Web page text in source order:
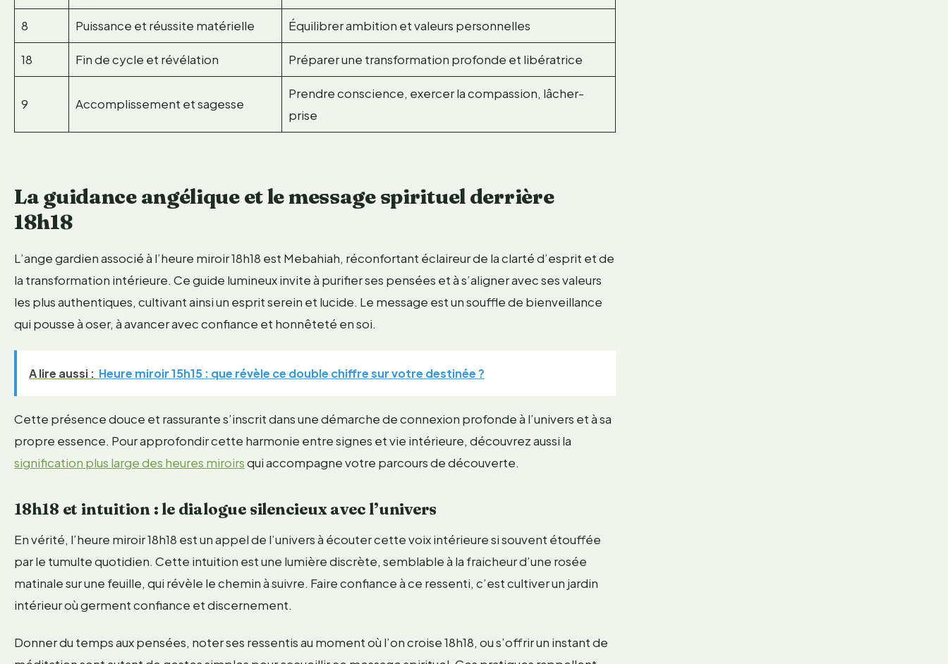
8 Puissance et réussite matérielle Équilibrer ambition et valeurs personnelles
18 Fin de cycle et révélation Préparer une transformation profonde et libératrice
9 Accomplissement et sagesse
Prendre conscience, exercer la compassion, lâcher-
prise
La guidance angélique et le message spirituel derrière
18h18
L’ange gardien associé à l’heure miroir 18h18 est Mebahiah, réconfortant éclaireur de la clarté d’esprit et de
la transformation intérieure. Ce guide lumineux invite à purifier ses pensées et à s’aligner avec ses valeurs
les plus authentiques, cultivant ainsi un esprit serein et lucide. Le message est un souffle de bienveillance
qui pousse à oser, à avancer avec confiance et honnêteté en soi.
A lire aussi : Heure miroir 15h15 : que révèle ce double chiffre sur votre destinée ?
Cette présence douce et rassurante s’inscrit dans une démarche de connexion profonde à l’univers et à sa
propre essence. Pour approfondir cette harmonie entre signes et vie intérieure, découvrez aussi la
signification plus large des heures miroirsqui accompagne votre parcours de découverte.
18h18 et intuition : le dialogue silencieux avec l’univers
En vérité, l’heure miroir 18h18 est un appel de l’univers à écouter cette voix intérieure si souvent étouffée
par le tumulte quotidien. Cette intuition est une lumière discrète, semblable à la fraicheur d’une rosée
matinale sur une feuille, qui révèle le chemin à suivre. Faire confiance à ce ressenti, c’est cultiver un jardin
intérieur où germent confiance et discernement.
Donner du temps aux pensées, noter ses ressentis au moment où l’on croise 18h18, ou s’offrir un instant de